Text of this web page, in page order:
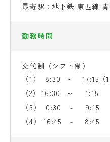
最寄駅：地下鉄 東西線
勤務時間
交代制（シフト制）
（1）
8:30 ～ 17:15
（2）
16:30 ～
1:15
（3）
0:30 ～
9:15
（4）
16:45 ～ 8:45